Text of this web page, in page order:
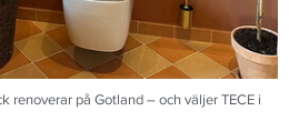
renoverar på Gotland – och väljer TECE i